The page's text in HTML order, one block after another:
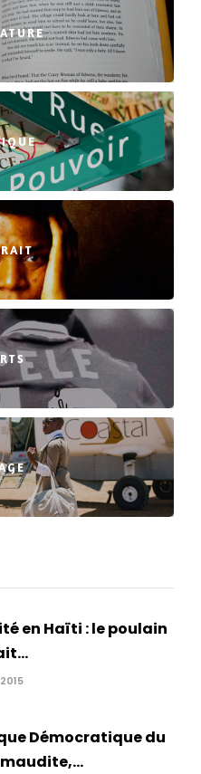
en Haïti : le poulain
Démocratique du